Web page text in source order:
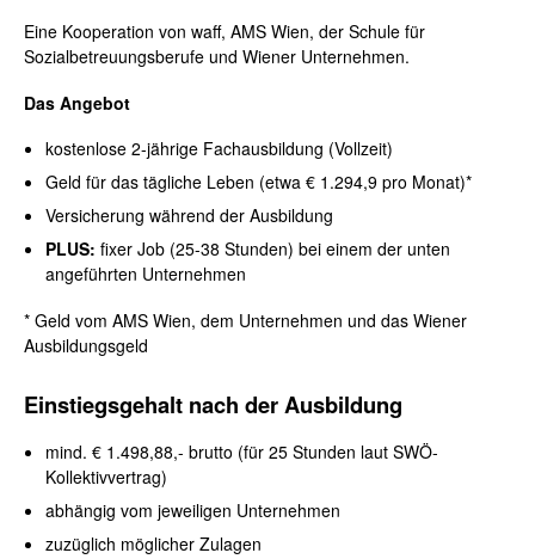
Eine Kooperation von waff, AMS Wien, der Schule für
Sozialbetreuungsberufe und Wiener Unternehmen.
Das Angebot
kostenlose 2-jährige Fachausbildung (Vollzeit)
Geld für das tägliche Leben (etwa € 1.294,9 pro Monat)*
Versicherung während der Ausbildung
PLUS: fixer Job (25-38 Stunden) bei einem der unten
angeführten Unternehmen
* Geld vom AMS Wien, dem Unternehmen und das Wiener
Ausbildungsgeld
Einstiegsgehalt nach der Ausbildung
mind. € 1.498,88,- brutto (für 25 Stunden laut SWÖ-
Kollektivvertrag)
abhängig vom jeweiligen Unternehmen
zuzüglich möglicher Zulagen